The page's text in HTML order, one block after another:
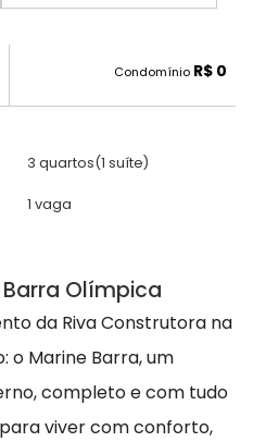
Condomínio R$ 0
3 quartos(1 suíte)
1 vaga
Olímpica
da Riva Construtora na
o Marine Barra, um
completo e com tudo
viver com conforto,